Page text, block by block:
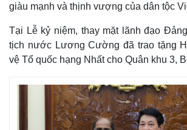
giàu mạnh và thịnh vượng của dân tộc
Tại Lễ kỷ niệm, thay mặt lãnh đạo
tịch nước Lương Cường đã trao tặng
vệ Tổ quốc hạng Nhất cho Quân khu 3,